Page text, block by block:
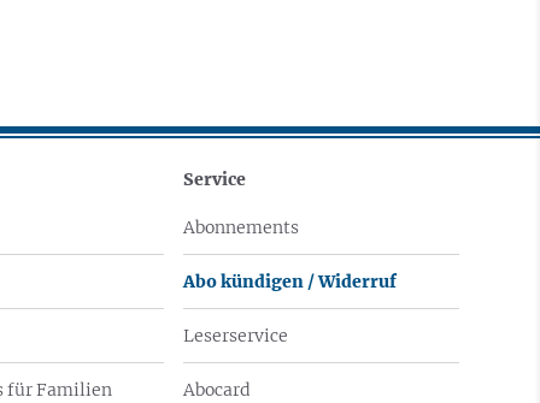
für Familien
Service
Abonnements
Abo kündigen / Widerruf
Leserservice
Abocard